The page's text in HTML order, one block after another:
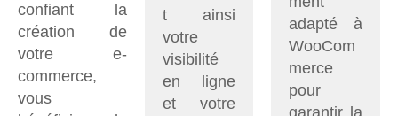
confiant la
création de
votre e-
commerce,
vous
t ainsi
votre
visibilité
en ligne
et votre
adapté à
WooCom
merce
pour
garantir la